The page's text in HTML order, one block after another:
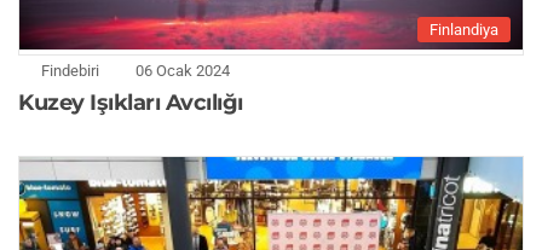
Finlandiya
Findebiri 06 Ocak 2024
Kuzey Işıkları Avcılığı